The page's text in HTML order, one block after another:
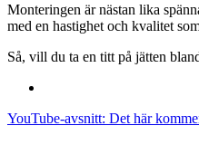
Monteringen är nästan lika
med en hastighet och kvalitet
Så, vill du ta en titt på jätten
YouTube-avsnitt: Det här